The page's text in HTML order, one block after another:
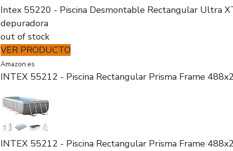
Intex 55220 - Piscina Desmontable Rectangular Ultra
depuradora
out of stock
VER PRODUCTO
Amazon.es
INTEX 55212 - Piscina Rectangular Prisma Frame
INTEX 55212 - Piscina Rectangular Prisma Frame